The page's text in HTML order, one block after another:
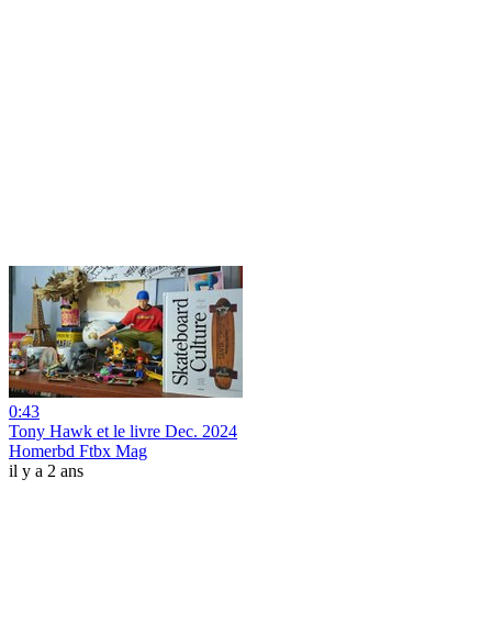
0:43
Tony Hawk et le livre Dec. 2024
Homerbd Ftbx Mag
il y a 2 ans